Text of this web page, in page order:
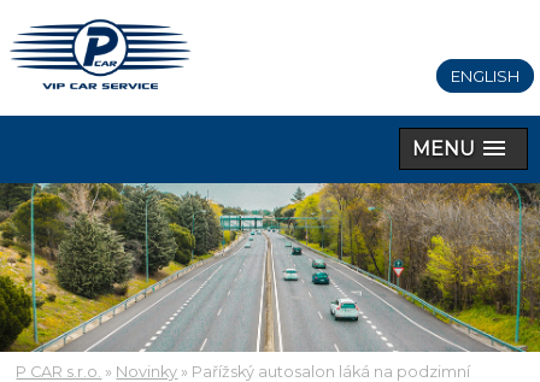
ENGLISH
MENU
P CAR s.r.o. » Novinky » Pařížský autosalon láká na podzimní